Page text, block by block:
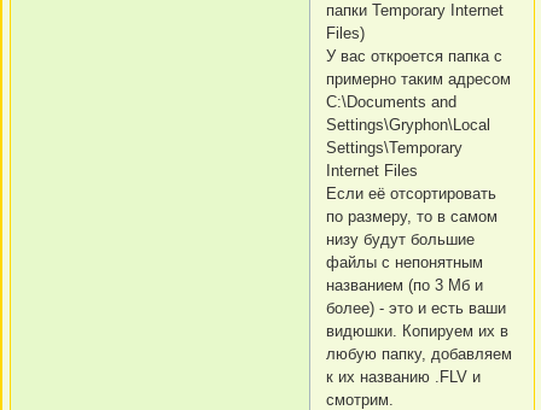
папки Temporary Internet
Files)
У вас откроется папка с
примерно таким адресом
C:\Documents and
Settings\Gryphon\Local
Settings\Temporary
Internet Files
Если её отсортировать
по размеру, то в самом
низу будут большие
файлы с непонятным
названием (по 3 Мб и
более) - это и есть ваши
видюшки. Копируем их в
любую папку, добавляем
к их названию .FLV и
смотрим.